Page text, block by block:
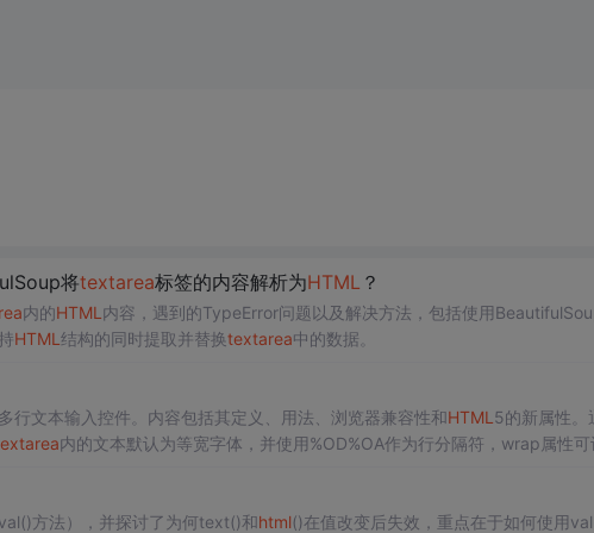
将textarea标签的内容解析为HTML ？
内的HTML 内容，遇到的TypeError问题以及解决方法，包括使用
HTML 结构的同时提取并替换textarea中的数据。
行文本输入控件。内容包括其定义、用法、浏览器兼容性和HTML 5的新属性。
内的文本默认为等宽字体，并使用%OD%OA作为行分隔符，wrap属性可
方法），并探讨了为何text()和html()在值改变后失效，重点在于如何使用